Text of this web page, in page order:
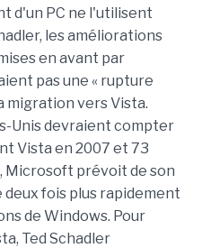
d'un PC ne l'utilisent
les améliorations
en avant par
pas une « rupture
migration vers Vista.
Unis devraient compter
Vista en 2007 et 73
Microsoft prévoit de son
fois plus rapidement
de Windows. Pour
Ted Schadler